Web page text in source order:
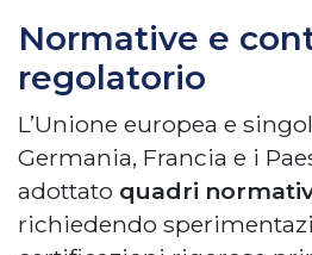
Normative e
regolatorio
L’Unione europea e
Germania, Francia e i
adottato quadri
richiedendo